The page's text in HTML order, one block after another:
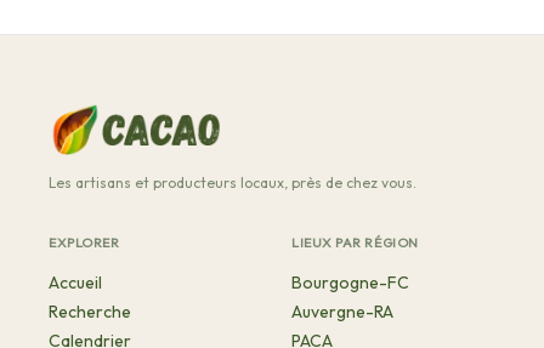
Les artisans et producteurs locaux, près de chez vous.
EXPLORER
Accueil
Recherche
Calendrier
LIEUX PAR RÉGION
Bourgogne-FC
Auvergne-RA
PACA